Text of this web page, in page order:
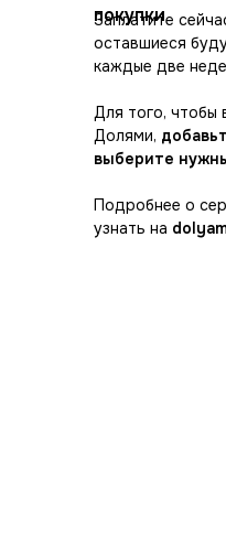
Заплатите
оставшиеся
каждые две
Для того, чтобы
Долями,
выберите
Подробнее о
узнать на
покупки